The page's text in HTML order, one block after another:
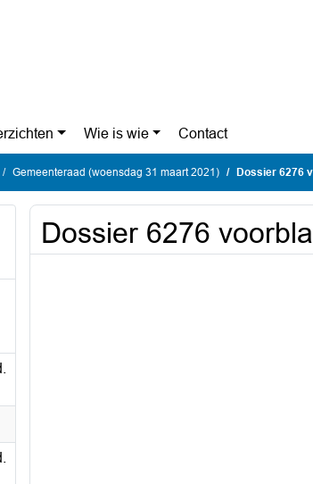
Wie is wie Contact
Gemeenteraad (woensdag 31 maart 2021) Dossier 6276
Dossier 6276